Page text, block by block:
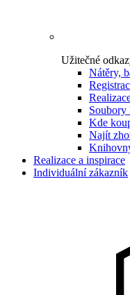
Užitečné
Nátěry,
Soubory
Kde
Najít
Realizace a inspirace
Individuální zákazník